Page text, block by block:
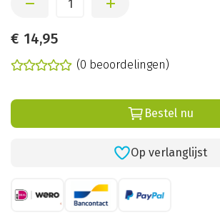
€ 14,95
(0 beoordelingen)
Bestel nu
Op verlanglijst